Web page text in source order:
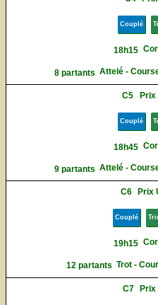
Couplé
18h15
8 partants Attelé -
C5 Prix
Couplé
18h45
9 partants Attelé -
C6 Prix
Couplé
19h15
12 partants Trot -
C7 Prix